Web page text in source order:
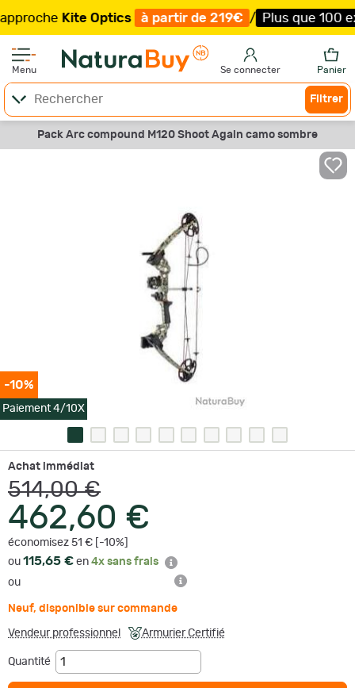
Kite Optics à partir de 219€ / Plus que 100
Menu Se connecter Panier
Filtrer
Pack Arc compound M120 Shoot Again camo sombre
-10%
Paiement 4/10X
Achat immédiat
514,00 €
462,60 €
économisez 51 € [-10%]
ou 115,65 € en 4x sans frais
ou
Neuf, disponible sur commande
Vendeur professionnel Armurier Certifié
Quantité